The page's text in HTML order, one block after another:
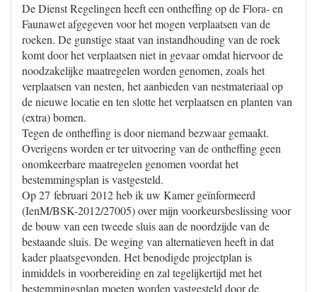
De Dienst Regelingen heeft een ontheffing op de Flora- en
Faunawet afgegeven voor het mogen verplaatsen van de
roeken. De gunstige staat van instandhouding van de roek
komt door het verplaatsen niet in gevaar omdat hiervoor de
noodzakelijke maatregelen worden genomen, zoals het
verplaatsen van nesten, het aanbieden van nestmateriaal op
de nieuwe locatie en ten slotte het verplaatsen en planten van
(extra) bomen.
Tegen de ontheffing is door niemand bezwaar gemaakt.
Overigens worden er ter uitvoering van de ontheffing geen
onomkeerbare maatregelen genomen voordat het
bestemmingsplan is vastgesteld.
Op 27 februari 2012 heb ik uw Kamer geïnformeerd
(IenM/BSK-2012/27005) over mijn voorkeursbeslissing voor
de bouw van een tweede sluis aan de noordzijde van de
bestaande sluis. De weging van alternatieven heeft in dat
kader plaatsgevonden. Het benodigde projectplan is
inmiddels in voorbereiding en zal tegelijkertijd met het
bestemmingsplan moeten worden vastgesteld door de